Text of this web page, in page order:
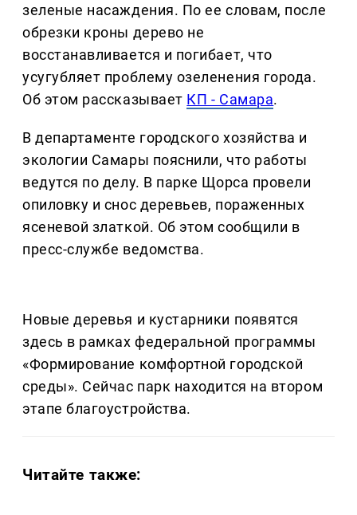
зеленые насаждения. По ее словам, после
обрезки кроны дерево не
восстанавливается и погибает, что
усугубляет проблему озеленения города.
Об этом рассказывает КП - Самара.
В департаменте городского хозяйства и
экологии Самары пояснили, что работы
ведутся по делу. В парке Щорса провели
опиловку и снос деревьев, пораженных
ясеневой златкой. Об этом сообщили в
пресс-службе ведомства.
Новые деревья и кустарники появятся
здесь в рамках федеральной программы
«Формирование комфортной городской
среды». Сейчас парк находится на втором
этапе благоустройства.
Читайте также: